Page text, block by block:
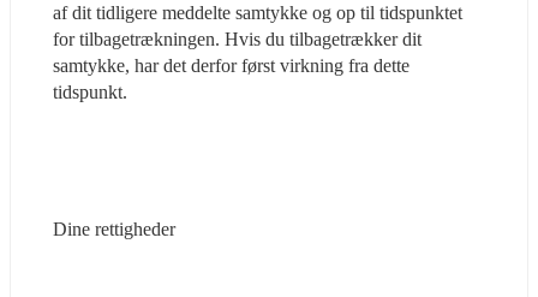
af dit tidligere meddelte samtykke og op til tidspunktet
for tilbagetrækningen. Hvis du tilbagetrækker dit
samtykke, har det derfor først virkning fra dette
tidspunkt.
Dine rettigheder